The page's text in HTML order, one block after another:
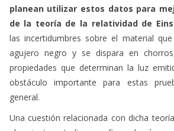
planean utilizar estos datos para
de la teoría de la relatividad de
las incertidumbres sobre el material
agujero negro y se dispara en
propiedades que determinan la luz
obstáculo importante para estas
general.
Una cuestión relacionada con dicha